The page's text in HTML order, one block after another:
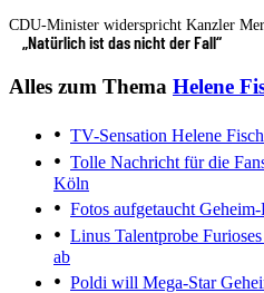
CDU-Minister widerspricht Kanzler
„Natürlich ist das nicht der Fall“
Alles zum Thema Helene
TV-Sensation Helene
Tolle Nachricht für die
Köln
Fotos aufgetaucht
Linus Talentprobe
ab
Poldi will Mega-Star